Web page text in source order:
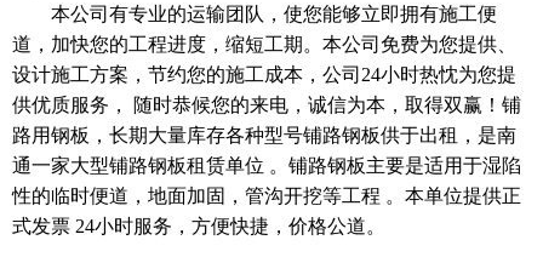
本公司有专业的运输团队，使您能够立即拥有施工便
道，加快您的工程进度，缩短工期。本公司免费为您提供、
设计施工方案，节约您的施工成本，公司24小时热忱为您提
供优质服务， 随时恭候您的来电，诚信为本，取得双赢！铺
路用钢板，长期大量库存各种型号铺路钢板供于出租，是南
通一家大型铺路钢板租赁单位 。铺路钢板主要是适用于湿陷
性的临时便道，地面加固，管沟开挖等工程 。本单位提供正
式发票 24小时服务，方便快捷，价格公道。